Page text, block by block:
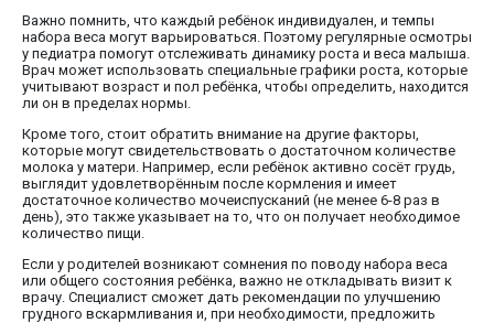
Важно помнить, что каждый ребёнок индивидуален, и темпы
набора веса могут варьироваться. Поэтому регулярные осмотры
у педиатра помогут отслеживать динамику роста и веса малыша.
Врач может использовать специальные графики роста, которые
учитывают возраст и пол ребёнка, чтобы определить, находится
ли он в пределах нормы.
Кроме того, стоит обратить внимание на другие факторы,
которые могут свидетельствовать о достаточном количестве
молока у матери. Например, если ребёнок активно сосёт грудь,
выглядит удовлетворённым после кормления и имеет
достаточное количество мочеиспусканий (не менее 6-8 раз в
день), это также указывает на то, что он получает необходимое
количество пищи.
Если у родителей возникают сомнения по поводу набора веса
или общего состояния ребёнка, важно не откладывать визит к
врачу. Специалист сможет дать рекомендации по улучшению
грудного вскармливания и, при необходимости, предложить